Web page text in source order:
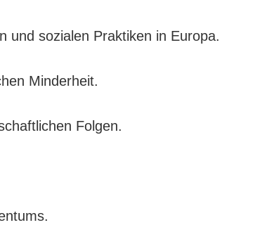
und sozialen Praktiken in Europa.
Minderheit.
Folgen.